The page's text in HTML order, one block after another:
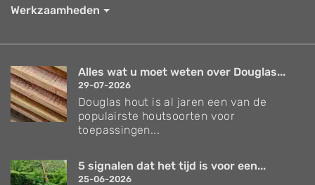
Werkzaamheden
Alles wat u moet weten over Douglas...
29-07-2026
Douglas hout is al jaren een van de
populairste houtsoorten voor
toepassingen...
5 signalen dat het tijd is voor een...
25-06-2026